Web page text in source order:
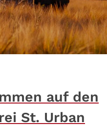
auf den
St. Urban